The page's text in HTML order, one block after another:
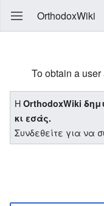
OrthodoxWiki
To obtain a
ΗOrthodoxWiki
κι εσάς.
Συνδεθείτε για να